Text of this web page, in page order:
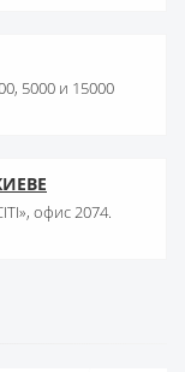
5000 и 15000
офис 2074.